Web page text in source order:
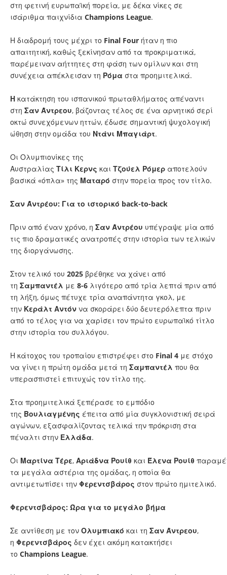
στη φετινή ευρωπαϊκή πορεία, με δέκα νίκες σε
ισάριθμα παιχνίδια Champions League.
Η διαδρομή τους μέχρι το Final Four ήταν η πιο
απαιτητική, καθώς ξεκίνησαν από τα προκριματικά,
παρέμειναν αήττητες στη φάση των ομίλων και στη
συνέχεια απέκλεισαν τη Ρόμα στα προημιτελικά.
Η κατάκτηση του ισπανικού πρωταθλήματος απέναντι
στη Σαν Άντρεου, βάζοντας τέλος σε ένα αρνητικό σερί
οκτώ συνεχόμενων ηττών, έδωσε σημαντική ψυχολογική
ώθηση στην ομάδα του Ντάνι Μπαγιάρτ.
Οι Ολυμπιονίκες της
Αυστραλίας Τίλι Κερνς και Τζούελ Ρόμερ αποτελούν
βασικά «όπλα» της Ματαρό στην πορεία προς τον τίτλο.
Σαν Άντρέου: Για το ιστορικό back-to-back
Πριν από έναν χρόνο, η Σαν Άντρέου υπέγραψε μία από
τις πιο δραματικές ανατροπές στην ιστορία των τελικών
της διοργάνωσης.
Στον τελικό του 2025 βρέθηκε να χάνει από
τη Σαμπαντέλ με 8-6 λιγότερο από τρία λεπτά πριν από
τη λήξη, όμως πέτυχε τρία αναπάντητα γκολ, με
την Κεράλτ Αντόν να σκοράρει δύο δευτερόλεπτα πριν
από το τέλος για να χαρίσει τον πρώτο ευρωπαϊκό τίτλο
στην ιστορία του συλλόγου.
Η κάτοχος του τροπαίου επιστρέφει στο Final 4 με στόχο
να γίνει η πρώτη ομάδα μετά τη Σαμπαντέλ που θα
υπερασπιστεί επιτυχώς τον τίτλο της.
Στα προημιτελικά ξεπέρασε το εμπόδιο
της Βουλιαγμένης έπειτα από μία συγκλονιστική σειρά
αγώνων, εξασφαλίζοντας τελικά την πρόκριση στα
πέναλτι στην Ελλάδα.
Οι Μαρτίνα Τέρε, Αριάδνα Ρουίθ και Έλενα Ρουίθ
τα μεγάλα αστέρια της ομάδας, η οποία θα
αντιμετωπίσει την Φερεντσβάρος στον πρώτο ημιτελικό.
Φερεντσβάρος: Ώρα για το μεγάλο βήμα
Σε αντίθεση με τον Ολυμπιακό και τη Σαν Άντρεου,
η Φερεντσβάρος δεν έχει ακόμη κατακτήσει
το Champions League.